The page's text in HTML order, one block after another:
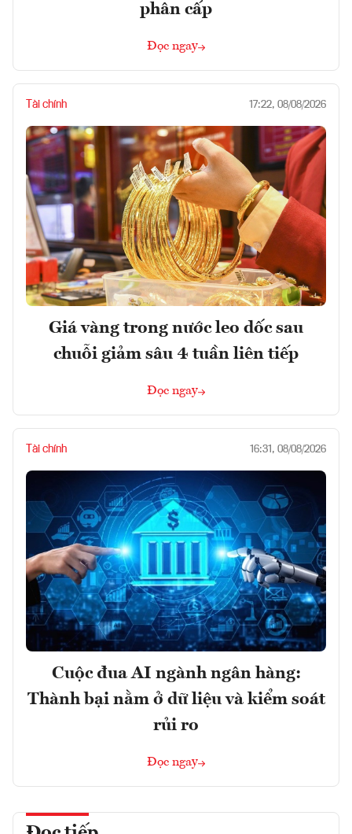
phân cấp
Đọc ngay
Tài chính 17:22, 08/08/2026
Giá vàng trong nước leo dốc sau
chuỗi giảm sâu 4 tuần liên tiếp
Đọc ngay
Tài chính 16:31, 08/08/2026
Cuộc đua AI ngành ngân hàng:
Thành bại nằm ở dữ liệu và kiểm soát
rủi ro
Đọc ngay